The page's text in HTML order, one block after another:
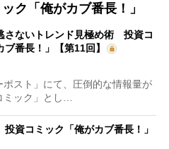
ク「俺がカブ番長！」
さないトレンド見極め術 投資コ
ブ番長！」【第11回】
スト」にて、圧倒的な情報量が
ック」とし…
資コミック「俺がカブ番長！」